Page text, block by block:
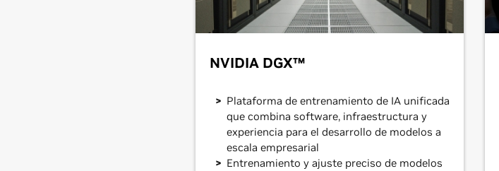
NVIDIA DGX™
Plataforma de entrenamiento de IA unificada
que combina software, infraestructura y
experiencia para el desarrollo de modelos a
escala empresarial
Entrenamiento y ajuste preciso de modelos